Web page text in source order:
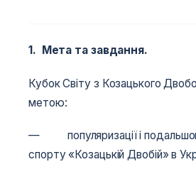
1. Мета та завдання.
Кубок Світу з Козацького
метою:
— популяризації і
спорту «Козацькій Двобій» в